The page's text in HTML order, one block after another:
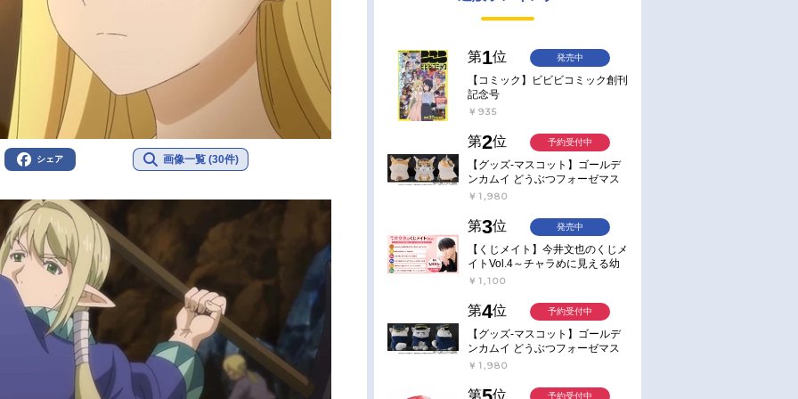
シェア 画像一覧 (30件)
第1位
【コミック】ビビビコミック創刊
記念号
￥935
発売中
第2位
【グッズ-マスコット】ゴールデ
ンカムイ どうぶつフォーゼマス
コット 4.尾形百之助【再販】
￥1,980
予約受付中
第3位
【くじメイト】今井文也のくじメ
イトVol.4～チャラめに見える幼
馴染、実は一途で独占欲が強いん
￥1,100
発売中
第4位
【グッズ-マスコット】ゴールデ
ンカムイ どうぶつフォーゼマス
コット 5.月島軍曹【再販】
￥1,980
予約受付中
第 位 予約受付中